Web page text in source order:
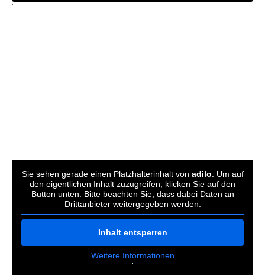
'
Sie sehen gerade einen Platzhalterinhalt von adilo . Um auf
den eigentlichen Inhalt zuzugreifen, klicken Sie auf den
Button unten. Bitte beachten Sie, dass dabei Daten an
Drittanbieter weitergegeben werden.
Inhalt entsperren
Weitere Informationen
'